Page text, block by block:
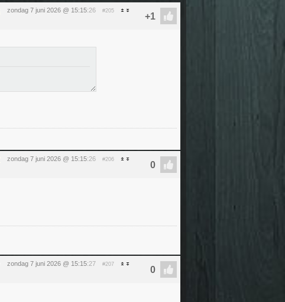
zondag 7 juni 2026 @ 15:15:26 #205
zondag 7 juni 2026 @ 15:15:26 #206
zondag 7 juni 2026 @ 15:15:27 #207